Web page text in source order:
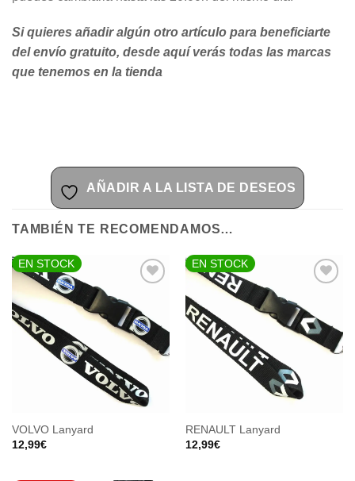
Si quieres añadir algún otro artículo para beneficiarte
del envío gratuito, desde aquí verás todas las marcas
que tenemos en la tienda
AÑADIR A LA LISTA DE DESEOS
TAMBIÉN TE RECOMENDAMOS…
EN STOCK
AÑADIR
A LA
DESEOS
VOLVO Lanyard
12,99€
EN STOCK
AÑADIR
A LA
DESEOS
RENAULT Lanyard
12,99€